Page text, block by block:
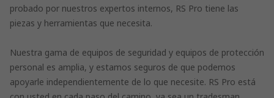
probado por nuestros expertos internos, RS Pro tiene las
piezas y herramientas que necesita.
Nuestra gama de equipos de seguridad y equipos de protección
personal es amplia, y estamos seguros de que podemos
apoyarle independientemente de lo que necesite. RS Pro está